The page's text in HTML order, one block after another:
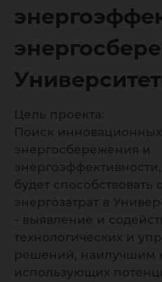
Цель проекта:
Поиск
энергосбережения и
будет
энергозатрат в
- выявление и
технологических и
решений, наилучшим
использующих